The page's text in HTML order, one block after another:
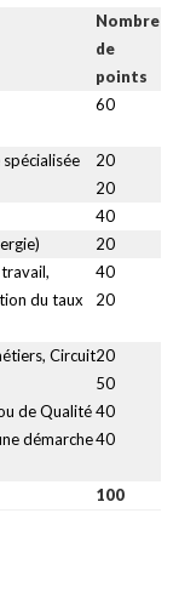
Nombre
de
points
60
20
20
40
20
du taux
40
20
Circuit
de Qualité
démarche
20
50
40
40
100